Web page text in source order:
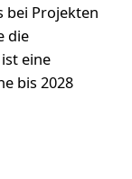
bei Projekten
die
eine
bis 2028